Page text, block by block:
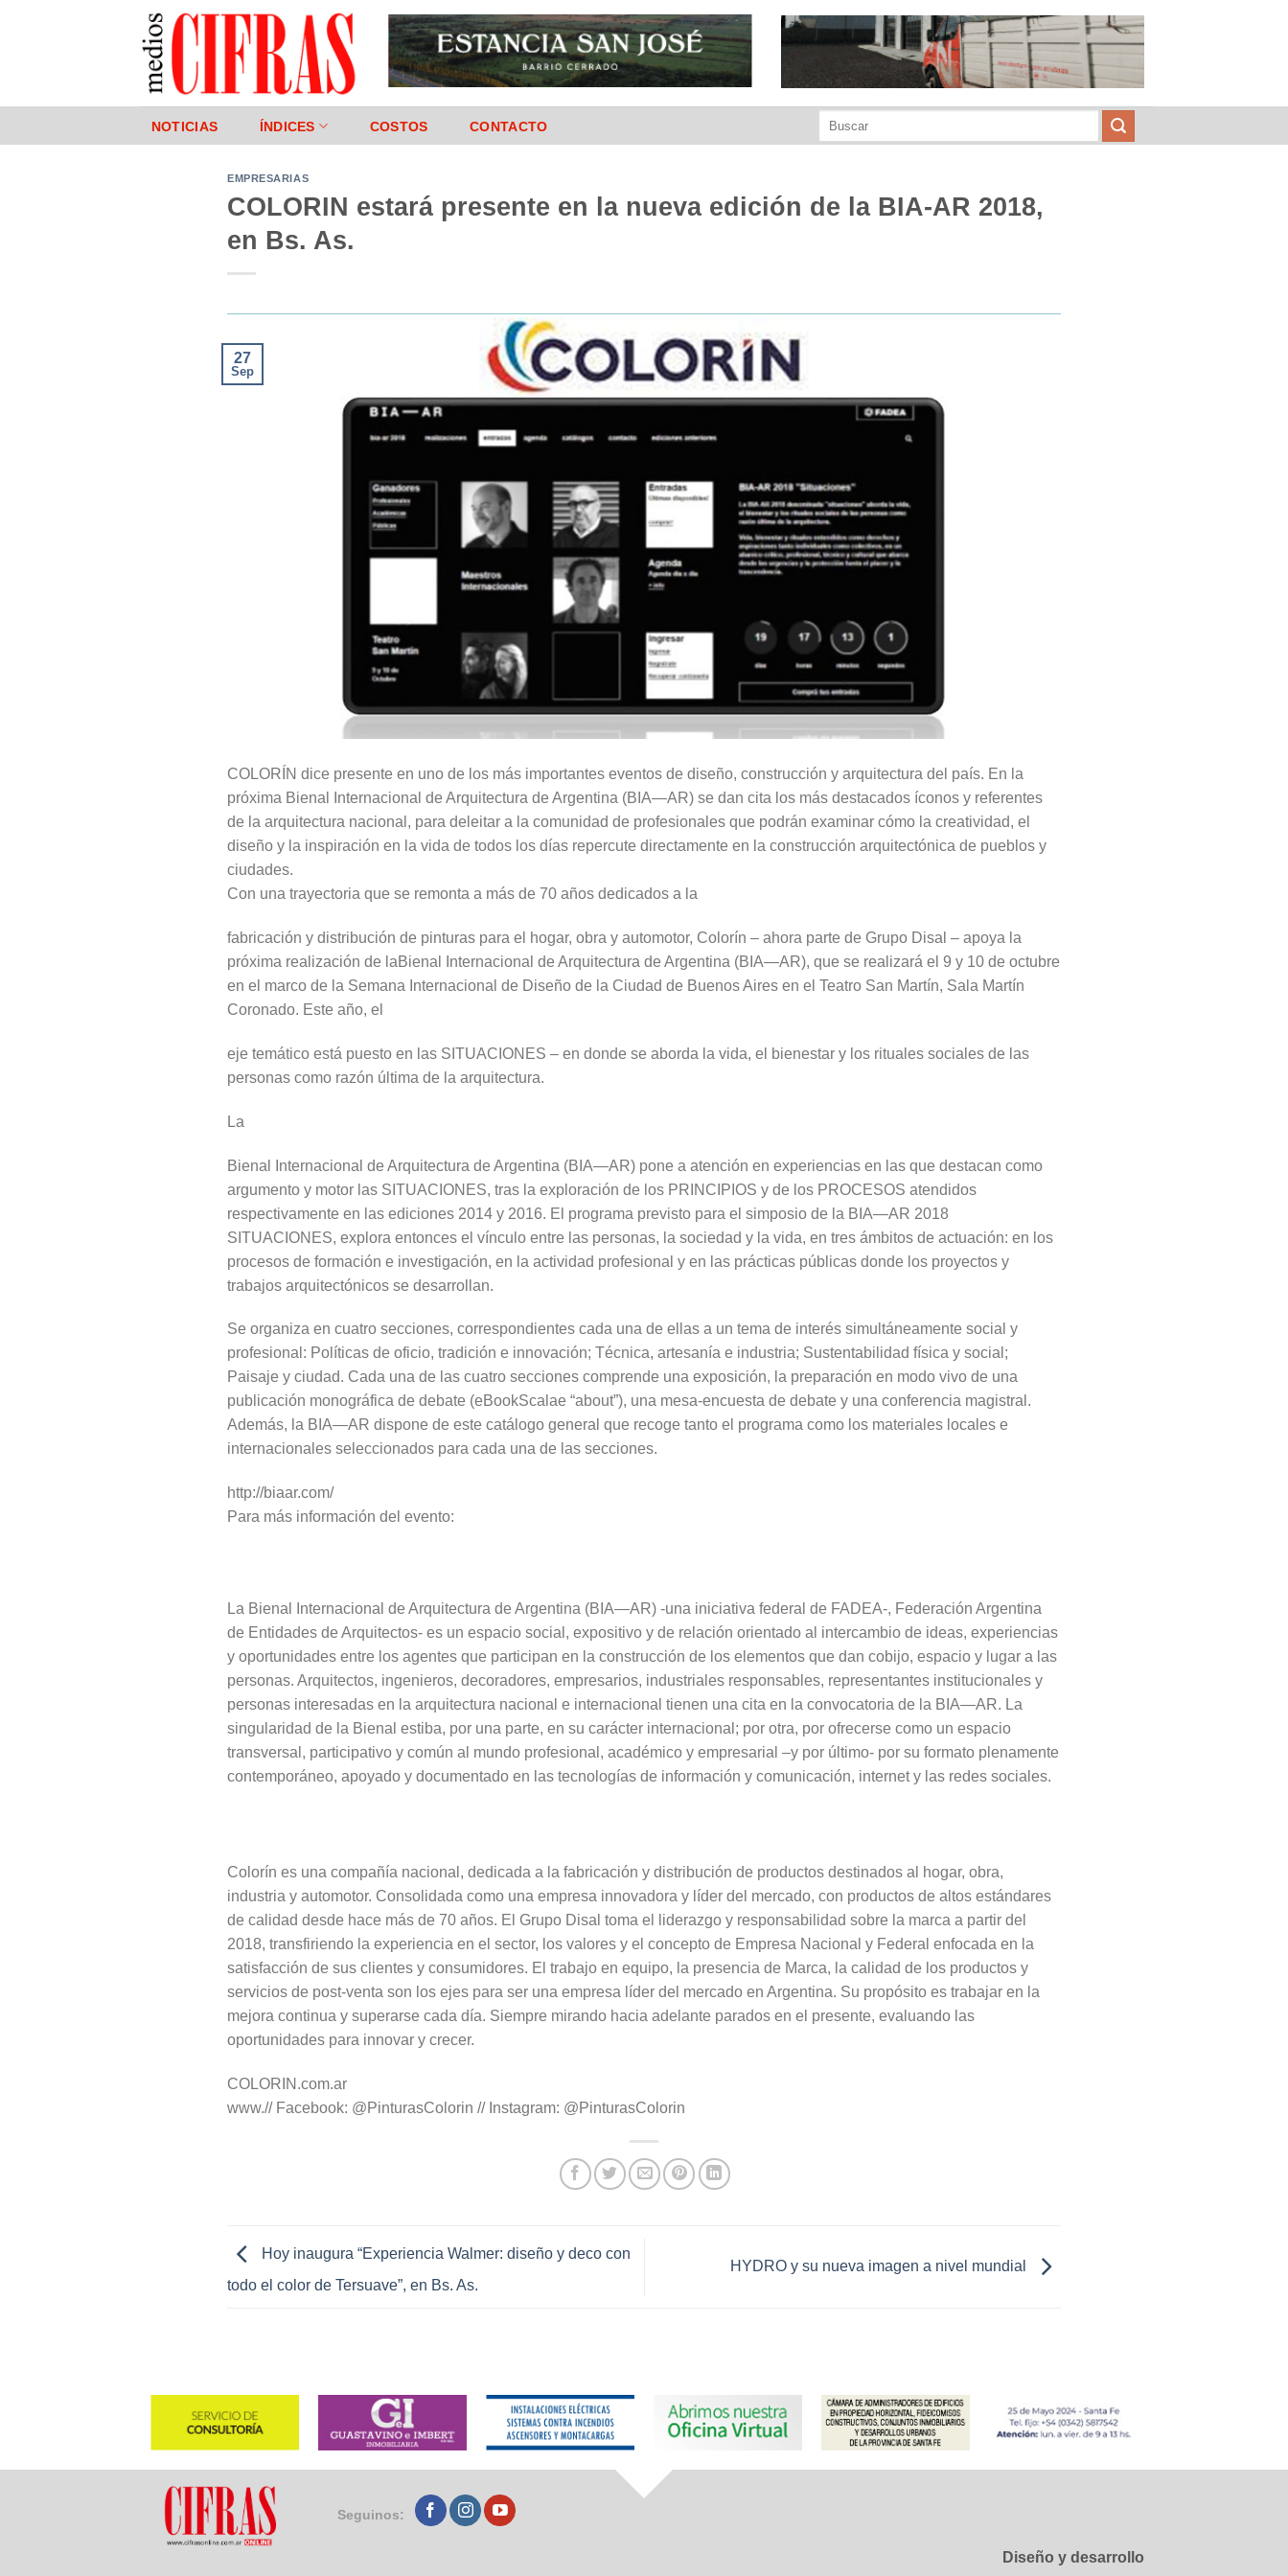
NOTICIAS ÍNDICES COSTOS CONTACTO
EMPRESARIAS
COLORIN estará presente en la nueva edición de la BIA-AR 2018,
en Bs. As.
27
Sep
COLORÍN dice presente en uno de los más importantes eventos de diseño, construcción y arquitectura del país. En la
próxima Bienal Internacional de Arquitectura de Argentina (BIA—AR) se dan cita los más destacados íconos y referentes
de la arquitectura nacional, para deleitar a la comunidad de profesionales que podrán examinar cómo la creatividad, el
diseño y la inspiración en la vida de todos los días repercute directamente en la construcción arquitectónica de pueblos y
ciudades.
Con una trayectoria que se remonta a más de 70 años dedicados a la
fabricación y distribución de pinturas para el hogar, obra y automotor, Colorín – ahora parte de Grupo Disal – apoya la
próxima realización de laBienal Internacional de Arquitectura de Argentina (BIA—AR), que se realizará el 9 y 10 de octubre
en el marco de la Semana Internacional de Diseño de la Ciudad de Buenos Aires en el Teatro San Martín, Sala Martín
Coronado. Este año, el
eje temático está puesto en las SITUACIONES – en donde se aborda la vida, el bienestar y los rituales sociales de las
personas como razón última de la arquitectura.
La
Bienal Internacional de Arquitectura de Argentina (BIA—AR) pone a atención en experiencias en las que destacan como
argumento y motor las SITUACIONES, tras la exploración de los PRINCIPIOS y de los PROCESOS atendidos
respectivamente en las ediciones 2014 y 2016. El programa previsto para el simposio de la BIA—AR 2018
SITUACIONES, explora entonces el vínculo entre las personas, la sociedad y la vida, en tres ámbitos de actuación: en los
procesos de formación e investigación, en la actividad profesional y en las prácticas públicas donde los proyectos y
trabajos arquitectónicos se desarrollan.
Se organiza en cuatro secciones, correspondientes cada una de ellas a un tema de interés simultáneamente social y
profesional: Políticas de oficio, tradición e innovación; Técnica, artesanía e industria; Sustentabilidad física y social;
Paisaje y ciudad. Cada una de las cuatro secciones comprende una exposición, la preparación en modo vivo de una
publicación monográfica de debate (eBookScalae “about”), una mesa-encuesta de debate y una conferencia magistral.
Además, la BIA—AR dispone de este catálogo general que recoge tanto el programa como los materiales locales e
internacionales seleccionados para cada una de las secciones.
http://biaar.com/
Para más información del evento:
La Bienal Internacional de Arquitectura de Argentina (BIA—AR) -una iniciativa federal de FADEA-, Federación Argentina
de Entidades de Arquitectos- es un espacio social, expositivo y de relación orientado al intercambio de ideas, experiencias
y oportunidades entre los agentes que participan en la construcción de los elementos que dan cobijo, espacio y lugar a las
personas. Arquitectos, ingenieros, decoradores, empresarios, industriales responsables, representantes institucionales y
personas interesadas en la arquitectura nacional e internacional tienen una cita en la convocatoria de la BIA—AR. La
singularidad de la Bienal estiba, por una parte, en su carácter internacional; por otra, por ofrecerse como un espacio
transversal, participativo y común al mundo profesional, académico y empresarial –y por último- por su formato plenamente
contemporáneo, apoyado y documentado en las tecnologías de información y comunicación, internet y las redes sociales.
Colorín es una compañía nacional, dedicada a la fabricación y distribución de productos destinados al hogar, obra,
industria y automotor. Consolidada como una empresa innovadora y líder del mercado, con productos de altos estándares
de calidad desde hace más de 70 años. El Grupo Disal toma el liderazgo y responsabilidad sobre la marca a partir del
2018, transfiriendo la experiencia en el sector, los valores y el concepto de Empresa Nacional y Federal enfocada en la
satisfacción de sus clientes y consumidores. El trabajo en equipo, la presencia de Marca, la calidad de los productos y
servicios de post-venta son los ejes para ser una empresa líder del mercado en Argentina. Su propósito es trabajar en la
mejora continua y superarse cada día. Siempre mirando hacia adelante parados en el presente, evaluando las
oportunidades para innovar y crecer.
COLORIN.com.ar
www.// Facebook: @PinturasColorin // Instagram: @PinturasColorin
Hoy inaugura “Experiencia Walmer: diseño y deco con
todo el color de Tersuave”, en Bs. As.
HYDRO y su nueva imagen a nivel mundial
Seguinos:
Diseño y desarrollo